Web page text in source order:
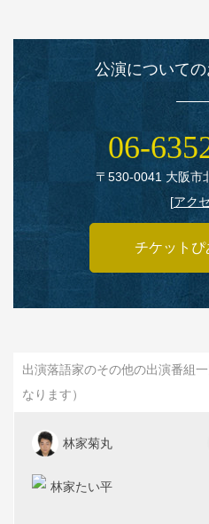
公演について
〒530‑0041 大阪市
[アク
チケットぴ
出演落語家のその他の出演番
なります）
林家菊丸
林家たい平